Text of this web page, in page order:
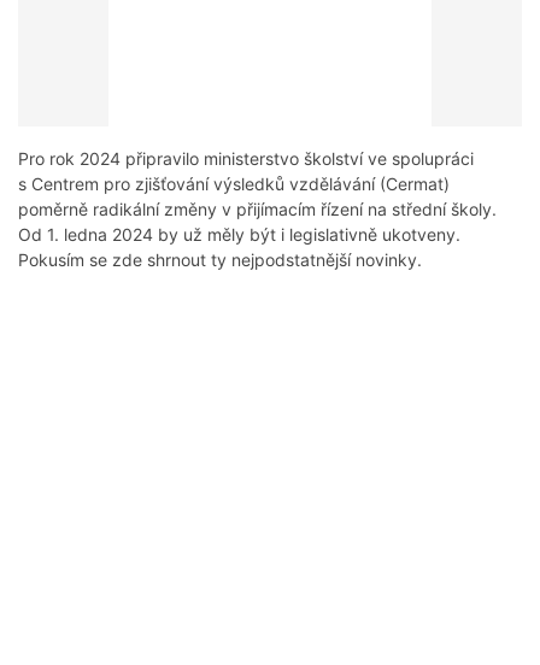
Pro rok 2024 připravilo ministerstvo školství ve spolupráci
s Centrem pro zjišťování výsledků vzdělávání (Cermat)
poměrně radikální změny v přijímacím řízení na střední školy.
Od 1. ledna 2024 by už měly být i legislativně ukotveny.
Pokusím se zde shrnout ty nejpodstatnější novinky.